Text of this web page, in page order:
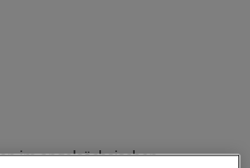
im angelsächsischen